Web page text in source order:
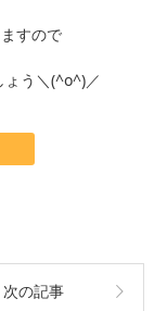
すので
ょう＼(^o^)／
次の記事